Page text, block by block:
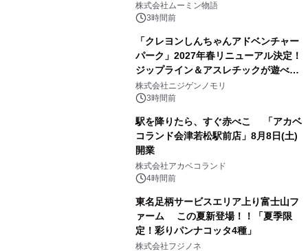
株式会社ムーミン物語
3時間前
「クレヨンしんちゃんアドベンチャー
パーク」2027年春リニューアル決定！
ジップライン＆アスレチックが遊べる
のは今年が最後！ 「ラスト！ドキがム
ネムネ～大作戦！」始動
株式会社ニジゲンノモリ
3時間前
駅を降りたら、すぐ赤べこ 「アカベ
コランド会津若松駅前店」8月8日(土)
開業
株式会社アカベコランド
4時間前
東名足柄サービスエリア上り富士山フ
ァーム この夏新登場！！「夏季限
定！彩りパンナコッタ4種」
株式会社フジノネ